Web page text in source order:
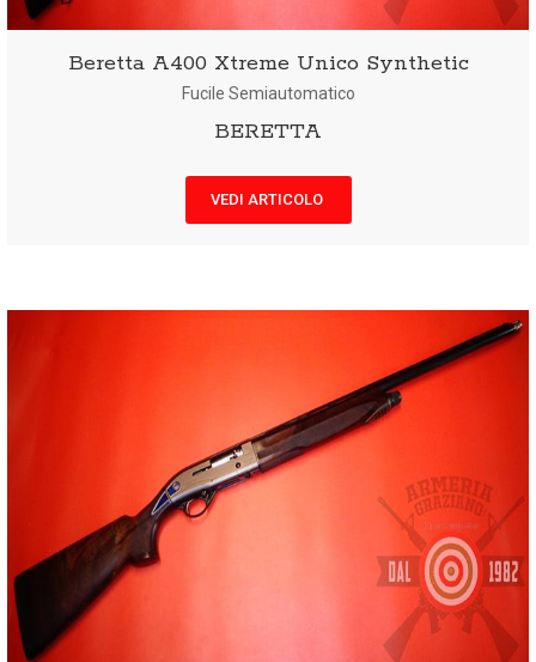
Beretta A400 Xtreme Unico Synthetic
Fucile Semiautomatico
BERETTA
VEDI ARTICOLO